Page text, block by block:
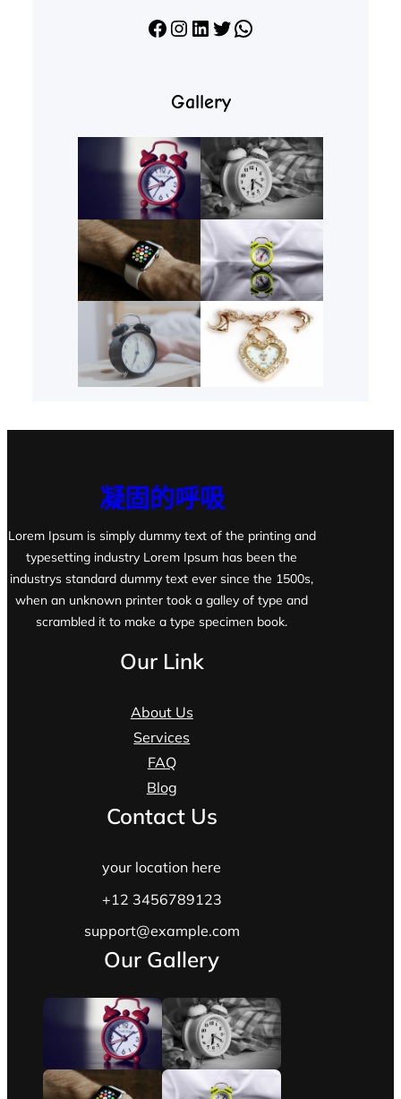
Facebook Instagram LinkedIn X WhatsApp
Gallery
凝固的呼吸
Lorem Ipsum is simply dummy text of the printing and
typesetting industry Lorem Ipsum has been the
industrys standard dummy text ever since the 1500s,
when an unknown printer took a galley of type and
scrambled it to make a type specimen book.
Our Link
About Us
Services
FAQ
Blog
Contact Us
your location here
+12 3456789123
support@example.com
Our Gallery